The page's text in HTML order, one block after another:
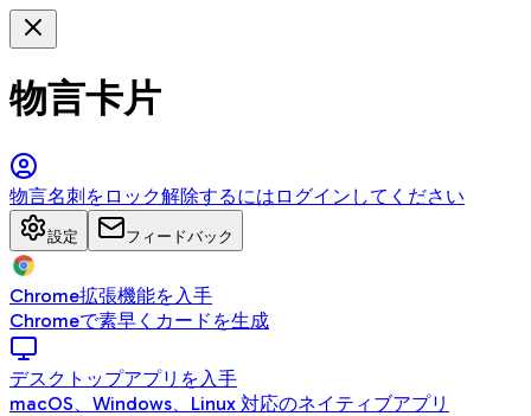
物言卡片
物言名刺をロック解除するにはログインしてください
設定 フィードバック
Chrome拡張機能を入手
Chromeで素早くカードを生成
デスクトップアプリを入手
macOS、Windows、Linux 対応のネイティブアプリ